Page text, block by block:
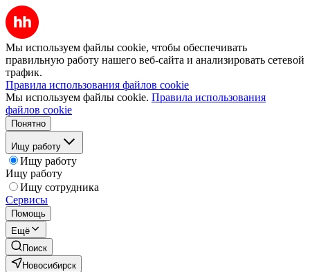
Мы используем файлы cookie, чтобы обеспечивать
правильную работу нашего веб-сайта и анализировать сетевой
трафик.
Правила использования файлов cookie
Мы используем файлы cookie. Правила использования
файлов cookie
Понятно
Ищу работу
Ищу работу
Ищу работу
Ищу сотрудника
Сервисы
Помощь
Ещё
Поиск
Новосибирск